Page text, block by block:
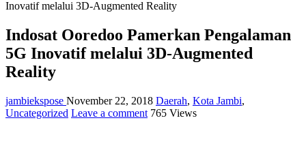
Inovatif melalui 3D-Augmented Reality
Indosat Ooredoo Pamerkan Pengalaman
5G Inovatif melalui 3D-Augmented
Reality
jambiekspose November 22, 2018 Daerah, Kota Jambi,
Uncategorized Leave a comment 765 Views